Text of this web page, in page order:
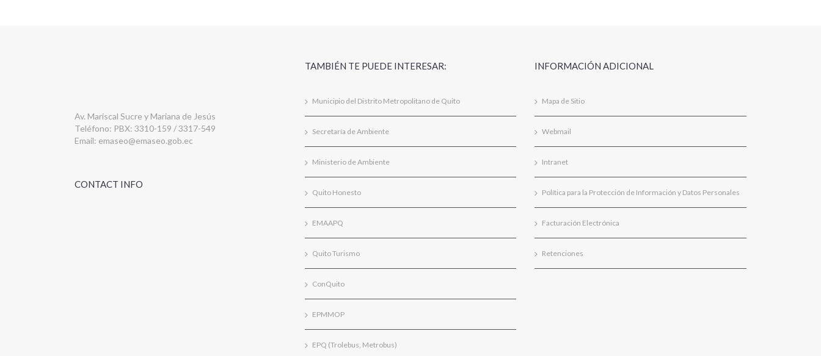
Av. Mariscal Sucre y Mariana de Jesús
Teléfono: PBX: 3310-159 / 3317-549
Email: emaseo@emaseo.gob.ec
CONTACT INFO
TAMBIÉN TE PUEDE INTERESAR:
Municipio del Distrito Metropolitano de Quito
Secretaría de Ambiente
Ministerio de Ambiente
Quito Honesto
EMAAPQ
Quito Turismo
ConQuito
EPMMOP
EPQ (Trolebus, Metrobus)
INFORMACIÓN ADICIONAL
Mapa de Sitio
Webmail
Intranet
Política para la Protección de Información y Datos Personales
Facturación Electrónica
Retenciones